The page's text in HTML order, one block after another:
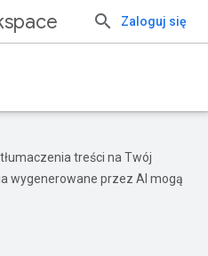
Zaloguj się
treści na Twój
wygenerowane przez AI mogą